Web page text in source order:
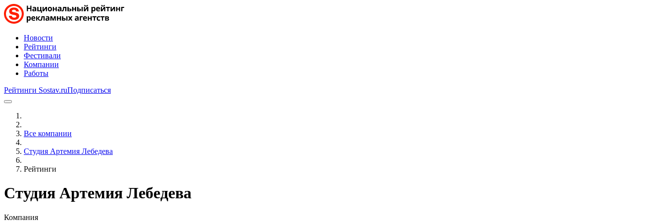
Новости
Рейтинги
Фестивали
Компании
Работы
Рейтинги Sostav.ruПодписаться
Все компании
Студия Артемия Лебедева
Рейтинги
Студия Артемия Лебедева
Компания